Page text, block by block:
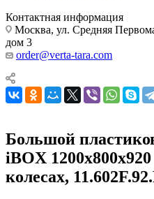
Контактная информация
Москва, ул. Средняя
дом 3
order@verta-tara.com
Большой
iBOX
колесах,